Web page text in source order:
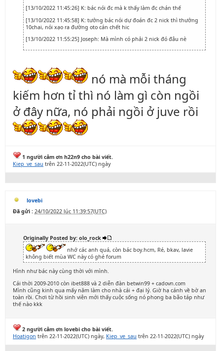
[13/10/2022 11:45:26] K: bác nói đc mà k thấy làm đc chán thế
[13/10/2022 11:45:58] K: tưởng bác nói dự đoán đc 2 nick thì thưởng
10chai, nói xạo ra đường oto cán chết hic
[13/10/2022 11:55:25] Joseph: Mà mình có phải 2 nick đó đâu nè
nó mà mỗi tháng
kiếm hơn tỉ thì nó làm gì còn ngồi
ở đây nữa, nó phải ngồi ở juve rồi
1 người cảm ơn h22n9 cho bài viết.
Kiep_ve_sau trên 22-11-2022(UTC) ngày
lovebi
Đã gửi : 24/10/2022 lúc 11:39:57(UTC)
Originally Posted by: olo_rock
nhớ các anh quá, còn bác boy.hcm, Ré, bkav, lavie
không biết mùa WC này có ghé forum
Hình như bác này cùng thời với mình.
Cái thời 2009-2010 còn ibet888 và 2 diễn đàn betwin99 + cadovn.com
Mình cũng kinh qua mấy năm làm cho nhà cái + đại lý. Giờ hạ cánh về bờ an
toàn rồi. Chơi từ hồi sinh viên mới thấy cuộc sống nó phong ba bão táp như
thế nào kkk
2 người cảm ơn lovebi cho bài viết.
Hoatigon trên 22-11-2022(UTC) ngày, Kiep_ve_sau trên 22-11-2022(UTC) ngày